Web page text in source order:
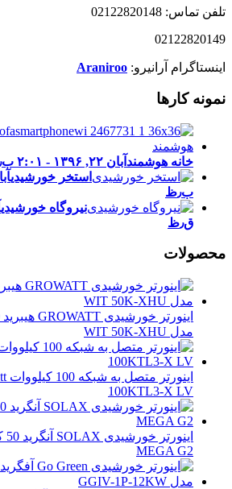
تلفن تماس: 02122820148
02122820149
اینستاگرام آرانیرو: Araniroo
نمونه کارها
خانه هوشمند آبان ۲۲, ۱۳۹۶ - ۲:۰۱ ب٫ظ
استخر خورشیدی
ب٫ظ
نیروگاه خورشیدی
ق٫ظ
محصولات
مدل WIT 50K-XHU
100KTL3-X LV
MEGA G2